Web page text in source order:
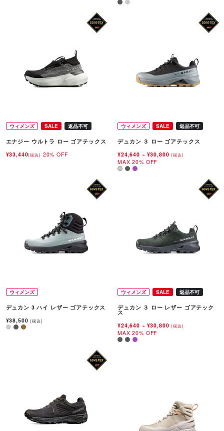
ウィメンズ SALE 返品不可
エナジー ウルトラ ロー ゴアテックス
¥33,440(税込) 20% OFF
ウィメンズ SALE 返品不可
デュカン ３ ロー ゴアテックス
¥24,640 ~ ¥30,800(税込)
MAX 20% OFF
ウィメンズ
デュカン 3 ハイ レザー ゴアテックス
¥38,500(税込)
ウィメンズ SALE 返品不可
デュカン ３ ロー レザー ゴアテック
ス
¥24,640 ~ ¥30,800(税込)
MAX 20% OFF